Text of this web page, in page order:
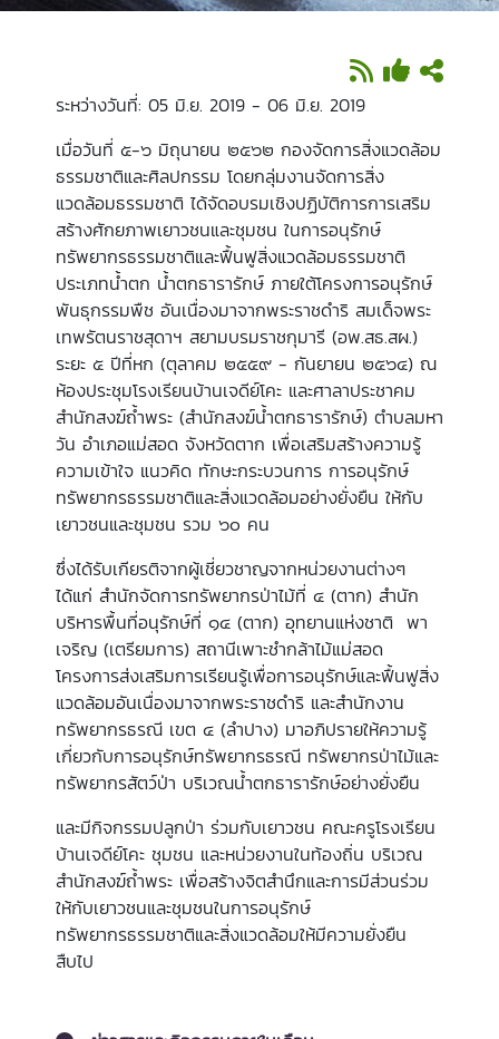
ระหว่างวันที่: 05 มิ.ย. 2019 - 06 มิ.ย. 2019
เมื่อวันที่ ๕-๖ มิถุนายน ๒๕๖๒ กองจัดการสิ่งแวดล้อม
ธรรมชาติและศิลปกรรม โดยกลุ่มงานจัดการสิ่ง
แวดล้อมธรรมชาติ ได้จัดอบรมเชิงปฏิบัติการการเสริม
สร้างศักยภาพเยาวชนและชุมชน ในการอนุรักษ์
ทรัพยากรธรรมชาติและฟื้นฟูสิ่งแวดล้อมธรรมชาติ
ประเภทน้ำตก น้ำตกธารารักษ์ ภายใต้โครงการอนุรักษ์
พันธุกรรมพืช อันเนื่องมาจากพระราชดำริ สมเด็จพระ
เทพรัตนราชสุดาฯ สยามบรมราชกุมารี (อพ.สธ.สผ.)
ระยะ ๕ ปีที่หก (ตุลาคม ๒๕๕๙ - กันยายน ๒๕๖๔) ณ
ห้องประชุมโรงเรียนบ้านเจดีย์โคะ และศาลาประชาคม
สำนักสงฆ์ถ้ำพระ (สำนักสงฆ์น้ำตกธารารักษ์) ตำบลมหา
วัน อำเภอแม่สอด จังหวัดตาก เพื่อเสริมสร้างความรู้
ความเข้าใจ แนวคิด ทักษะกระบวนการ การอนุรักษ์
ทรัพยากรธรรมชาติและสิ่งแวดล้อมอย่างยั่งยืน ให้กับ
เยาวชนและชุมชน รวม ๖๐ คน
ซึ่งได้รับเกียรติจากผู้เชี่ยวชาญจากหน่วยงานต่างๆ
ได้แก่ สำนักจัดการทรัพยากรป่าไม้ที่ ๔ (ตาก) สำนัก
บริหารพื้นที่อนุรักษ์ที่ ๑๔ (ตาก) อุทยานแห่งชาติ พา
เจริญ (เตรียมการ) สถานีเพาะชำกล้าไม้แม่สอด
โครงการส่งเสริมการเรียนรู้เพื่อการอนุรักษ์และฟื้นฟูสิ่ง
แวดล้อมอันเนื่องมาจากพระราชดำริ และสำนักงาน
ทรัพยากรธรณี เขต ๔ (ลำปาง) มาอภิปรายให้ความรู้
เกี่ยวกับการอนุรักษ์ทรัพยากรธรณี ทรัพยากรป่าไม้และ
ทรัพยากรสัตว์ป่า บริเวณน้ำตกธารารักษ์อย่างยั่งยืน
และมีกิจกรรมปลูกป่า ร่วมกับเยาวชน คณะครูโรงเรียน
บ้านเจดีย์โคะ ชุมชน และหน่วยงานในท้องถิ่น บริเวณ
สำนักสงฆ์ถ้ำพระ เพื่อสร้างจิตสำนึกและการมีส่วนร่วม
ให้กับเยาวชนและชุมชนในการอนุรักษ์
ทรัพยากรธรรมชาติและสิ่งแวดล้อมให้มีความยั่งยืน
สืบไป